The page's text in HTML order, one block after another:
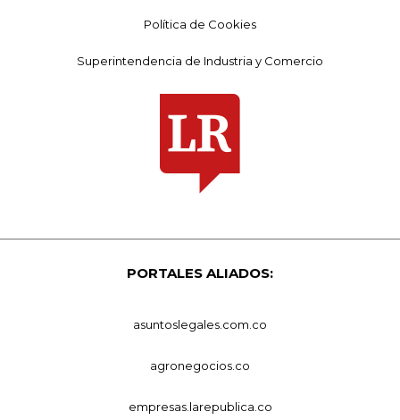
Política de Cookies
Superintendencia de Industria y Comercio
PORTALES ALIADOS:
asuntoslegales.com.co
agronegocios.co
empresas.larepublica.co